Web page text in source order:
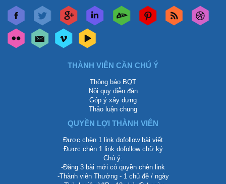
THÀNH VIÊN CẦN CHÚ Ý
Thông báo BQT
Nội quy diễn đàn
Góp ý xây dựng
Thảo luận chung
QUYỀN LỢI THÀNH VIÊN
Được chèn 1 link dofollow bài viết
Được chèn 1 link dofollow chữ ký
Chú ý:
-Đăng 3 bài mới có quyền chèn link
-Thành viên Thường - 1 chủ đề / ngày